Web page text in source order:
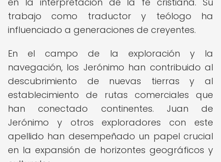
trabajo como traductor y teólogo ha
influenciado a generaciones de creyentes.
En el campo de la exploración y la
navegación, los Jerónimo han contribuido al
descubrimiento de nuevas tierras y al
establecimiento de rutas comerciales que
han conectado continentes. Juan de
Jerónimo y otros exploradores con este
apellido han desempeñado un papel crucial
en la expansión de horizontes geográficos y